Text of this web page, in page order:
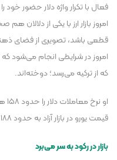
فعال با تکرار واژه دلار حضور خود
امروز بازار ارز با یکی از
قطعی باشد، تصویری از فضای
امروز در شرایطی انجام می‌شود
که از ترکیه می‌رسد؛ دوخته‌اند.
قیمت یورو در بازار آزاد به حدود ۱۸۸ هزار تومان رسیده است.
بازار در رکود به سر می‌برد